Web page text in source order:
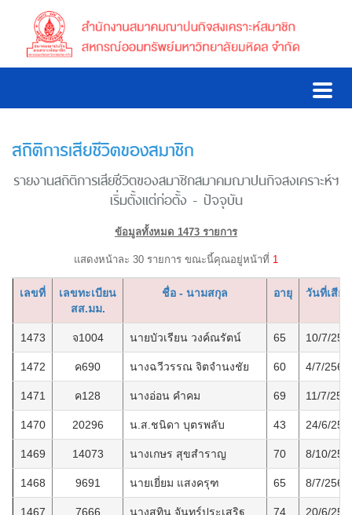
สถิติการเสียชีวิตของสมาชิก
รายงานสถิติการเสียชีวิตของสมาชิกสมาคมฌาปนกิจสงเคราะห์ฯ
เริ่มตั้งแต่ก่อตั้ง - ปัจจุบัน
ข้อมูลทั้งหมด 1473 รายการ
แสดงหน้าละ 30 รายการ ขณะนี้คุณอยู่หน้าที่ 1
เลขที่
เลขทะเบียน
สส.มม.
ชื่อ - นามสกุล อายุ วันที่เสีย
1473 จ1004 นายบัวเรียน วงค์ณรัตน์ 65 10/7/
1472 ค690 นางฉวีวรรณ จิตจำนงชัย 60 4/7/2569
1471 ค128 นางอ่อน คำคม 69 11/7/
1470 20296 น.ส.ชนิดา บุตรพลับ 43 24/6/
1469 14073 นางเกษร สุขสำราญ 70 8/10/
1468 9691 นายเยี่ยม แสงครุฑ 65 8/7/2569
1467 7666 นางสุทิน จันทร์ประเสริฐ 74 20/6/